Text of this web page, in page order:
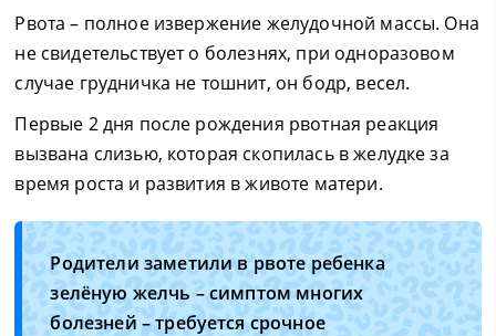
Рвота – полное извержение желудочной массы. Она
не свидетельствует о болезнях, при одноразовом
случае грудничка не тошнит, он бодр, весел.
Первые 2 дня после рождения рвотная реакция
вызвана слизью, которая скопилась в желудке за
время роста и развития в животе матери.
Родители заметили в рвоте ребенка
зелёную желчь – симптом многих
болезней – требуется срочное